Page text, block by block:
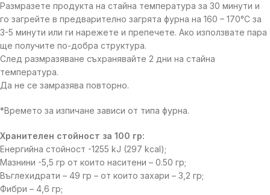
Размразете продукта на стайна температура за 30 минути и
го загрейте в предварително загрята фурна на 160 – 170°C за
3-5 минути или ги нарежете и препечете. Ако използвате пара
ще получите по-добра структура.
След размразяване съхранявайте 2 дни на стайна
температура.
Да не се замразява повторно.
*Времето за изпичане зависи от типа фурна.
Хранителен стойност за 100 гр:
Енергийна стойност -1255 kJ (297 kcal);
Мазнини -5,5 гр от които наситени – 0.50 гр;
Въглехидрати – 49 гр – от които захари – 3,2 гр;
Фибри – 4,6 гр;